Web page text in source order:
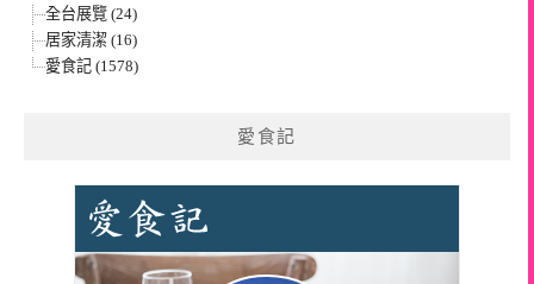
全台展覽 (24)
居家清潔 (16)
愛食記 (1578)
愛食記